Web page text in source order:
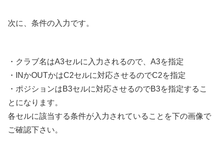
次に、条件の入力です。
・クラブ名はA3セルに入力されるので、A3を指定
・INかOUTかはC2セルに対応させるのでC2を指定
・ポジションはB3セルに対応させるのでB3を指定するこ
とになります。
各セルに該当する条件が入力されていることを下の画像で
ご確認下さい。